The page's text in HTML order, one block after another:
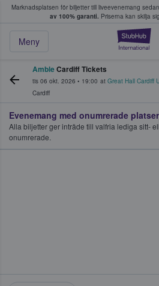
Marknadsplatsen för biljetter till liveevenemang
av 100% garanti. Priserna kan skilja
Meny
köper och säljer
AmbleCardiff Tickets
tis 06 okt. 2026 • 19:00 at Great Hall Cardiff
Cardiff
Evenemang med onumrerade platser
Alla biljetter ger inträde till valfria lediga sitt-
onumrerade.